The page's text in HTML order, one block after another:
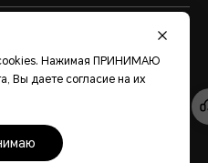
илиУсловия использования
cookies. Нажимая ПРИНИМАЮ
Вы даете согласие на их